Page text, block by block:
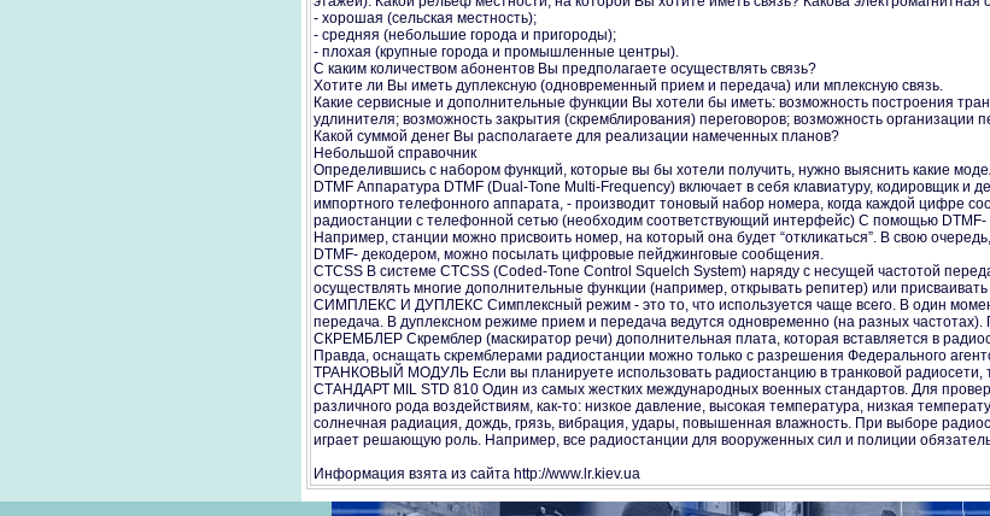
- хорошая (сельская местность);
- средняя (небольшие города и пригороды);
- плохая (крупные города и промышленные центры).
С каким количеством абонентов Вы предполагаете осуществлять связь?
Хотите ли Вы иметь дуплексную (одновременный прием и передача) или мплексную связь.
Какие сервисные и дополнительные функции Вы хотели бы иметь: возможность построения
удлинителя; возможность закрытия (скремблирования) переговоров; возможность
Какой суммой денег Вы располагаете для реализации намеченных планов?
Небольшой справочник
Определившись с набором функций, которые вы бы хотели получить, нужно выяснить какие
DTMF Аппаратура DTMF (Dual-Tone Multi-Frequency) включает в себя клавиатуру, кодировщик
импортного телефонного аппарата, - производит тоновый набор номера, когда каждой цифре
радиостанции с телефонной сетью (необходим соответствующий интерфейс) С помощью DTMF-
Например, станции можно присвоить номер, на который она будет “откликаться”. В свою
DTMF- декодером, можно посылать цифровые пейджинговые сообщения.
CTCSS В системе CTCSS (Coded-Tone Control Squelch System) наряду с несущей частотой
осуществлять многие дополнительные функции (например, открывать репитер) или
СИМПЛЕКС И ДУПЛЕКС Симплексный режим - это то, что используется чаще всего. В один
передача. В дуплексном режиме прием и передача ведутся одновременно (на разных
СКРЕМБЛЕР Скремблер (маскиратор речи) дополнительная плата, которая вставляется в
Правда, оснащать скремблерами радиостанции можно только с разрешения Федерального
ТРАНКОВЫЙ МОДУЛЬ Если вы планируете использовать радиостанцию в транковой радиосети,
СТАНДАРТ MIL STD 810 Один из самых жестких международных военных стандартов. Для
различного рода воздействиям, как-то: низкое давление, высокая температура, низкая
солнечная радиация, дождь, грязь, вибрация, удары, повышенная влажность. При выборе
играет решающую роль. Например, все радиостанции для вооруженных сил и полиции
Информация взята из сайта http://www.lr.kiev.ua